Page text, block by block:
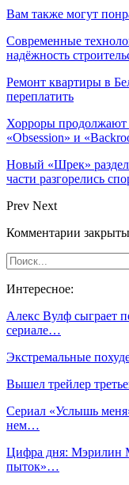
Вам также могут
Современные
надёжность
Ремонт квартиры в
переплатить
Хорроры
«Obsession» и
Новый «Шрек»
части разгорелись
Prev Next
Комментарии
Интересное:
Алекс Вулф сыграет
сериале…
Экстремальные
Вышел трейлер
Сериал «Услышь
нем…
Цифра дня: Мэрилин
пыток»…